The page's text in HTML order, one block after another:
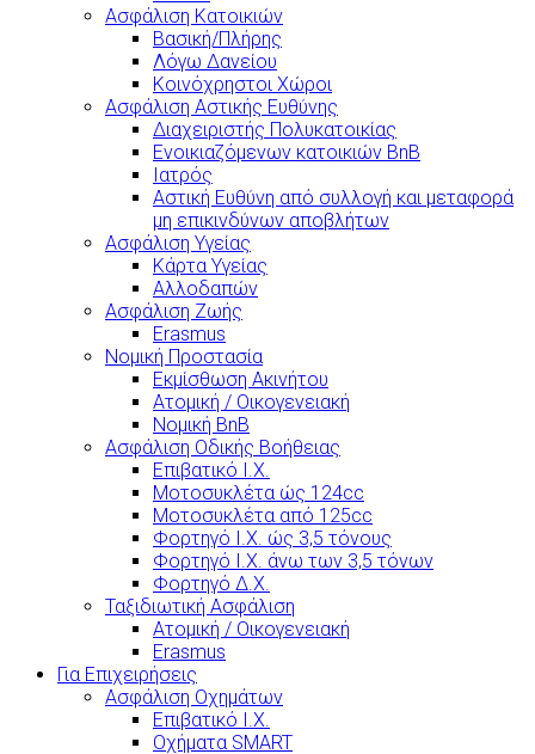
Ασφάλιση Κατοικιών
Βασική/Πλήρης
Λόγω Δανείου
Κοινόχρηστοι Χώροι
Ασφάλιση Αστικής Ευθύνης
Διαχειριστής Πολυκατοικίας
Ενοικιαζόμενων κατοικιών BnB
Ιατρός
Αστική Ευθύνη από συλλογή και μεταφορά
μη επικινδύνων αποβλήτων
Ασφάλιση Υγείας
Κάρτα Υγείας
Αλλοδαπών
Ασφάλιση Ζωής
Erasmus
Νομική Προστασία
Εκμίσθωση Ακινήτου
Ατομική / Οικογενειακή
Νομική BnB
Ασφάλιση Οδικής Βοήθειας
Επιβατικό Ι.Χ.
Μοτοσυκλέτα ώς 124cc
Μοτοσυκλέτα από 125cc
Φορτηγό Ι.Χ. ώς 3,5 τόνους
Φορτηγό Ι.Χ. άνω των 3,5 τόνων
Φορτηγό Δ.Χ.
Ταξιδιωτική Ασφάλιση
Ατομική / Οικογενειακή
Erasmus
Για Επιχειρήσεις
Ασφάλιση Οχημάτων
Επιβατικό Ι.Χ.
Οχήματα SMART